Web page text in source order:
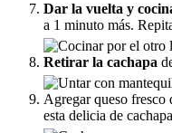
Dar la vuelta y
a 1 minuto más.
Retirar la cachapa
Agregar queso fresco
esta delicia de